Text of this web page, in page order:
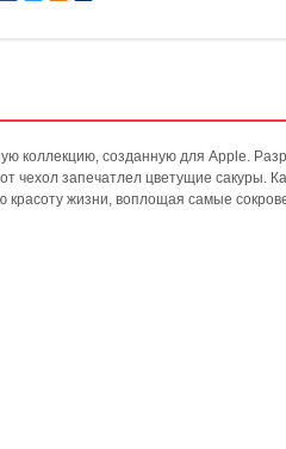
коллекцию, созданную для Apple.
чехол запечатлел цветущие сакуры.
красоту жизни, воплощая самые